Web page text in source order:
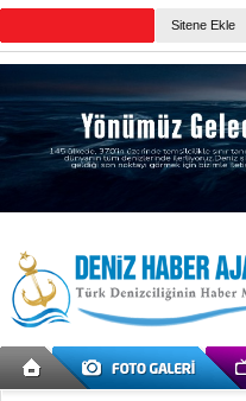
Sitene Ekle